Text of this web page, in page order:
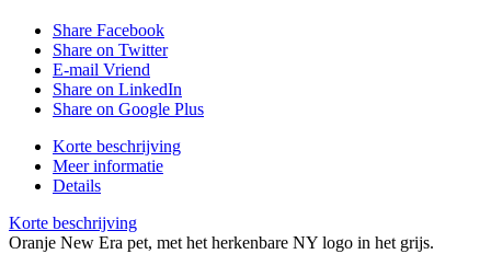
Share Facebook
Share on Twitter
E-mail Vriend
Share on LinkedIn
Share on Google Plus
Korte beschrijving
Meer informatie
Details
Korte beschrijving
Oranje New Era pet, met het herkenbare NY logo in het grijs.